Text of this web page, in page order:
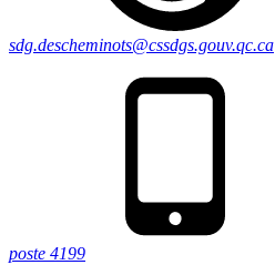
sdg.descheminots@cssdgs.gouv.qc.ca
poste 4199